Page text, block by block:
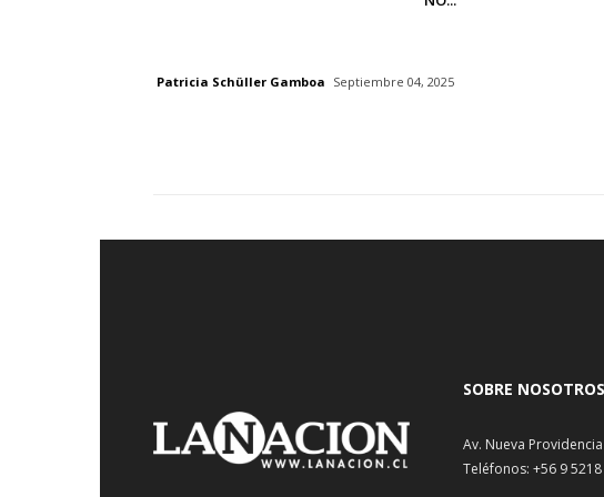
Patricia Schüller Gamboa Septiembre 04, 2025
SOBRE NOSOTROS
Av. Nueva
Teléfonos: +56 9